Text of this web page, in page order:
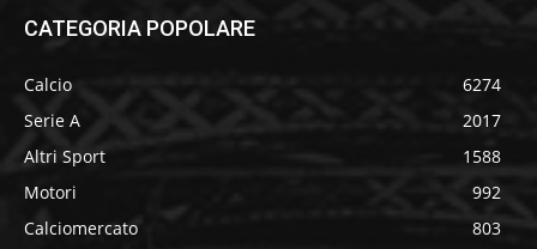
CATEGORIA POPOLARE
Calcio
6274
Serie A
2017
Altri Sport
1588
Motori
992
Calciomercato
803